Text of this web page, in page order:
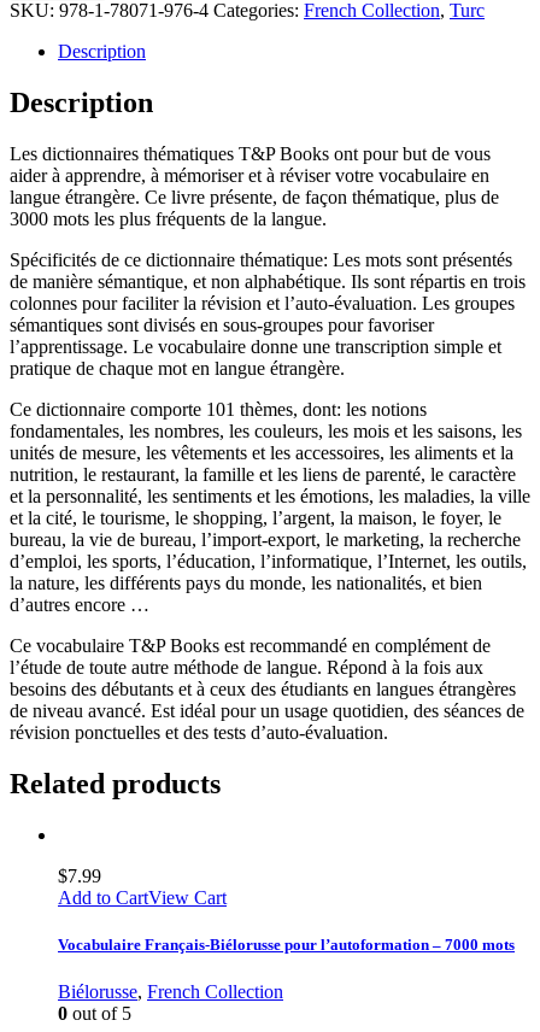
SKU: 978-1-78071-976-4 Categories: French Collection, Turc
Description
Description
Les dictionnaires thématiques T&P Books ont pour but de vous
aider à apprendre, à mémoriser et à réviser votre vocabulaire en
langue étrangère. Ce livre présente, de façon thématique, plus de
3000 mots les plus fréquents de la langue.
Spécificités de ce dictionnaire thématique: Les mots sont présentés
de manière sémantique, et non alphabétique. Ils sont répartis en trois
colonnes pour faciliter la révision et l’auto-évaluation. Les groupes
sémantiques sont divisés en sous-groupes pour favoriser
l’apprentissage. Le vocabulaire donne une transcription simple et
pratique de chaque mot en langue étrangère.
Ce dictionnaire comporte 101 thèmes, dont: les notions
fondamentales, les nombres, les couleurs, les mois et les saisons, les
unités de mesure, les vêtements et les accessoires, les aliments et la
nutrition, le restaurant, la famille et les liens de parenté, le caractère
et la personnalité, les sentiments et les émotions, les maladies, la ville
et la cité, le tourisme, le shopping, l’argent, la maison, le foyer, le
bureau, la vie de bureau, l’import-export, le marketing, la recherche
d’emploi, les sports, l’éducation, l’informatique, l’Internet, les outils,
la nature, les différents pays du monde, les nationalités, et bien
d’autres encore …
Ce vocabulaire T&P Books est recommandé en complément de
l’étude de toute autre méthode de langue. Répond à la fois aux
besoins des débutants et à ceux des étudiants en langues étrangères
de niveau avancé. Est idéal pour un usage quotidien, des séances de
révision ponctuelles et des tests d’auto-évaluation.
Related products
$7.99
Add to CartView Cart
Vocabulaire Français-Biélorusse pour l’autoformation – 7000 mots
Biélorusse, French Collection
0 out of 5